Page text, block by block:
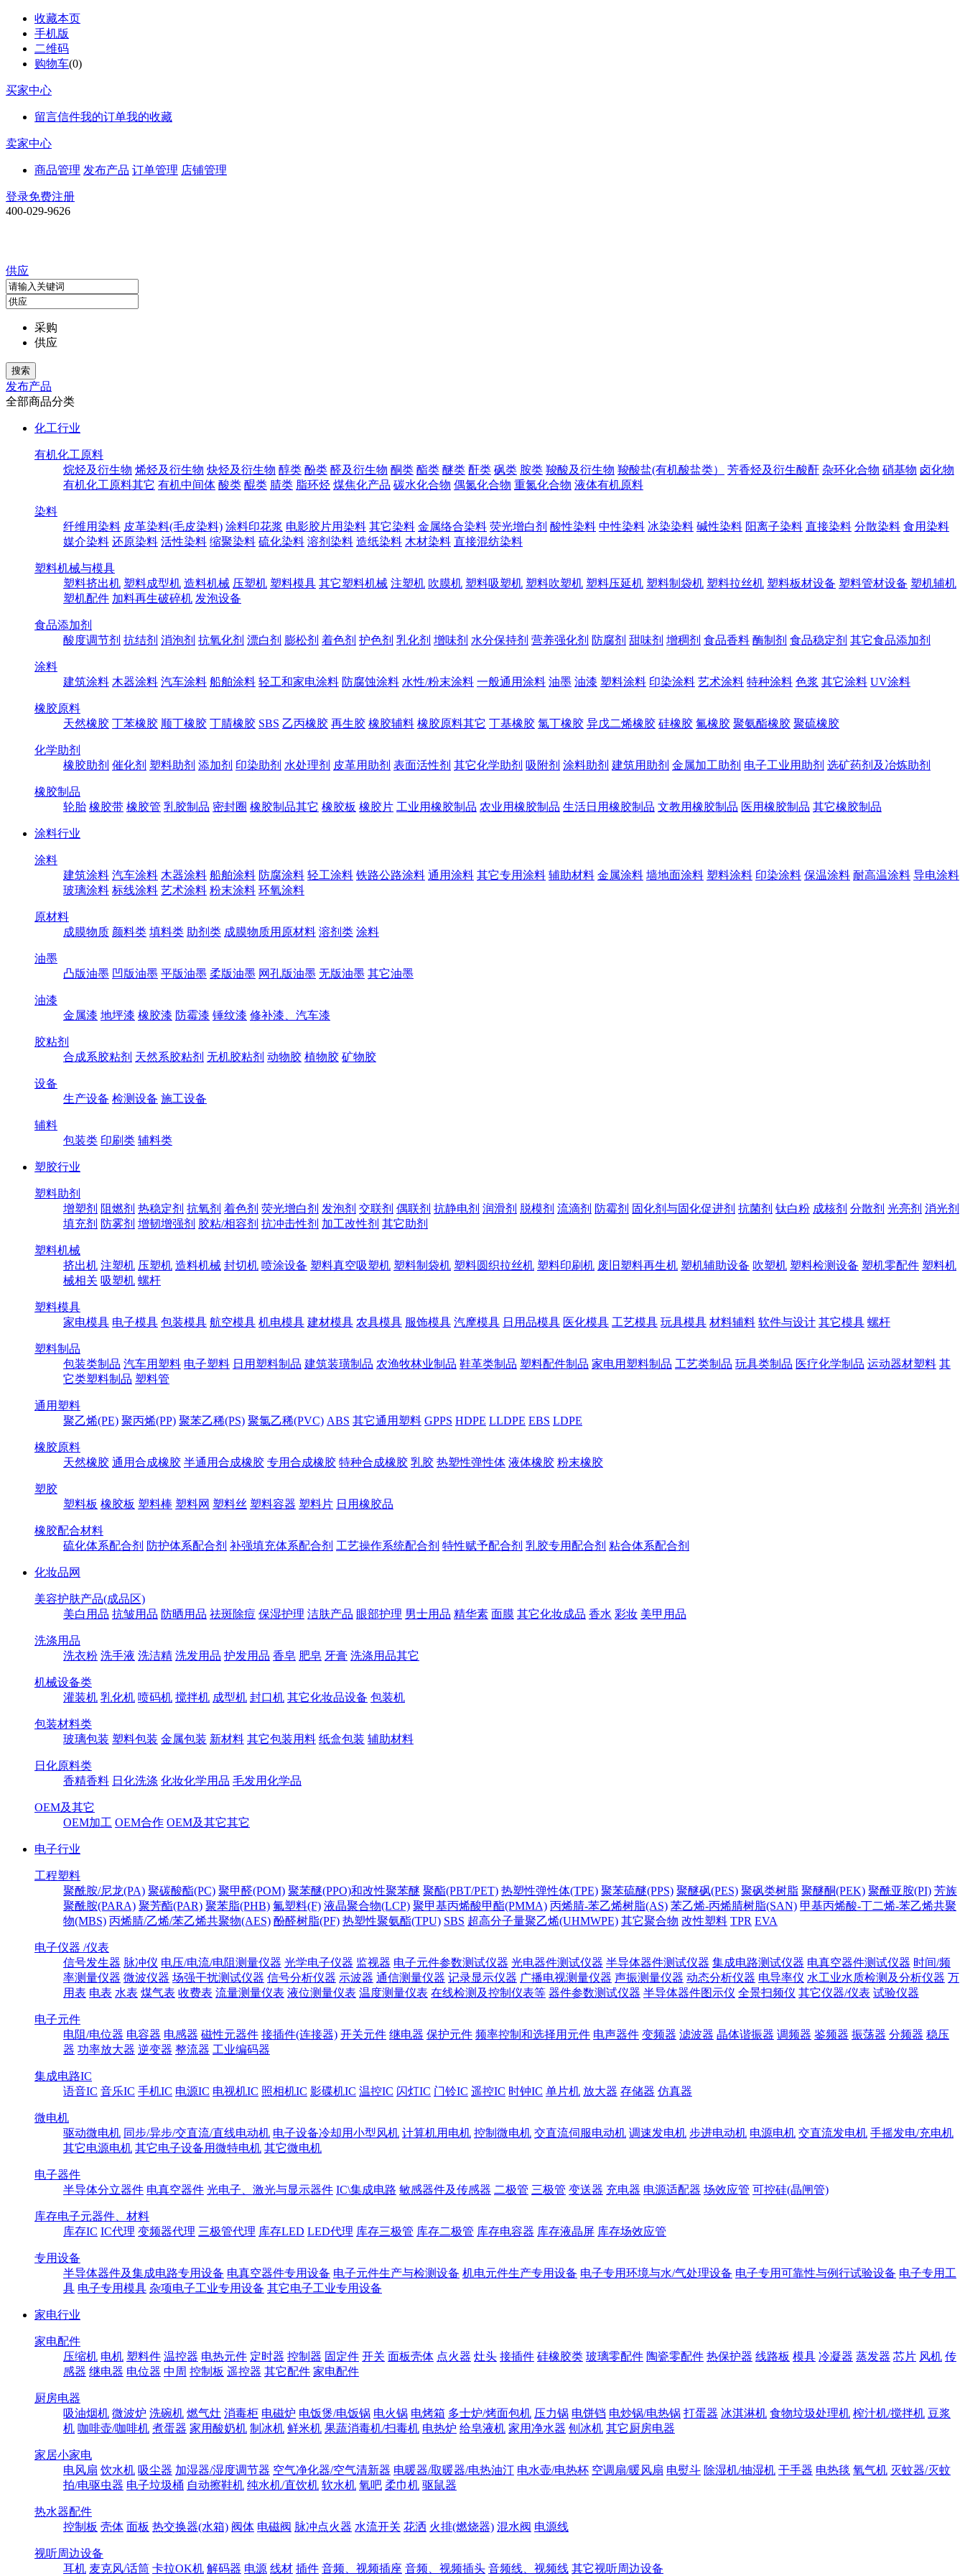
收藏本页
手机版
二维码
购物车(0)
买家中心
留言信件我的订单我的收藏
卖家中心
商品管理 发布产品 订单管理 店铺管理
登录免费注册
400-029-9626
供应
采购
供应
发布产品
全部商品分类
化工行业
有机化工原料
烷烃及衍生物 烯烃及衍生物 炔烃及衍生物 醇类 酚类 醛及衍生物 酮类 酯类 醚类 酐类 砜类 胺类 羧酸及衍生物 羧酸盐(有机酸盐类） 芳香烃及衍生酸酐 杂环化合物 硝基物 卤化物
有机化工原料其它 有机中间体 酸类 醌类 腈类 脂环烃 煤焦化产品 碳水化合物 偶氮化合物 重氮化合物 液体有机原料
染料
纤维用染料 皮革染料(毛皮染料) 涂料印花浆 电影胶片用染料 其它染料 金属络合染料 荧光增白剂 酸性染料 中性染料 冰染染料 碱性染料 阳离子染料 直接染料 分散染料 食用染料
媒介染料 还原染料 活性染料 缩聚染料 硫化染料 溶剂染料 造纸染料 木材染料 直接混纺染料
塑料机械与模具
塑料挤出机 塑料成型机 造料机械 压塑机 塑料模具 其它塑料机械 注塑机 吹膜机 塑料吸塑机 塑料吹塑机 塑料压延机 塑料制袋机 塑料拉丝机 塑料板材设备 塑料管材设备 塑机辅机
塑机配件 加料再生破碎机 发泡设备
食品添加剂
酸度调节剂 抗结剂 消泡剂 抗氧化剂 漂白剂 膨松剂 着色剂 护色剂 乳化剂 增味剂 水分保持剂 营养强化剂 防腐剂 甜味剂 增稠剂 食品香料 酶制剂 食品稳定剂 其它食品添加剂
涂料
建筑涂料 木器涂料 汽车涂料 船舶涂料 轻工和家电涂料 防腐蚀涂料 水性/粉末涂料 一般通用涂料 油墨 油漆 塑料涂料 印染涂料 艺术涂料 特种涂料 色浆 其它涂料 UV涂料
橡胶原料
天然橡胶 丁苯橡胶 顺丁橡胶 丁腈橡胶 SBS 乙丙橡胶 再生胶 橡胶辅料 橡胶原料其它 丁基橡胶 氯丁橡胶 异戊二烯橡胶 硅橡胶 氟橡胶 聚氨酯橡胶 聚硫橡胶
化学助剂
橡胶助剂 催化剂 塑料助剂 添加剂 印染助剂 水处理剂 皮革用助剂 表面活性剂 其它化学助剂 吸附剂 涂料助剂 建筑用助剂 金属加工助剂 电子工业用助剂 选矿药剂及冶炼助剂
橡胶制品
轮胎 橡胶带 橡胶管 乳胶制品 密封圈 橡胶制品其它 橡胶板 橡胶片 工业用橡胶制品 农业用橡胶制品 生活日用橡胶制品 文教用橡胶制品 医用橡胶制品 其它橡胶制品
涂料行业
涂料
建筑涂料 汽车涂料 木器涂料 船舶涂料 防腐涂料 轻工涂料 铁路公路涂料 通用涂料 其它专用涂料 辅助材料 金属涂料 墙地面涂料 塑料涂料 印染涂料 保温涂料 耐高温涂料 导电涂料
玻璃涂料 标线涂料 艺术涂料 粉末涂料 环氧涂料
原材料
成膜物质 颜料类 填料类 助剂类 成膜物质用原材料 溶剂类 涂料
油墨
凸版油墨 凹版油墨 平版油墨 柔版油墨 网孔版油墨 无版油墨 其它油墨
油漆
金属漆 地坪漆 橡胶漆 防霉漆 锤纹漆 修补漆、汽车漆
胶粘剂
合成系胶粘剂 天然系胶粘剂 无机胶粘剂 动物胶 植物胶 矿物胶
设备
生产设备 检测设备 施工设备
辅料
包装类 印刷类 辅料类
塑胶行业
塑料助剂
增塑剂 阻燃剂 热稳定剂 抗氧剂 着色剂 荧光增白剂 发泡剂 交联剂 偶联剂 抗静电剂 润滑剂 脱模剂 流滴剂 防霉剂 固化剂与固化促进剂 抗菌剂 钛白粉 成核剂 分散剂 光亮剂 消光剂
填充剂 防雾剂 增韧增强剂 胶粘/相容剂 抗冲击性剂 加工改性剂 其它助剂
塑料机械
挤出机 注塑机 压塑机 造料机械 封切机 喷涂设备 塑料真空吸塑机 塑料制袋机 塑料圆织拉丝机 塑料印刷机 废旧塑料再生机 塑机辅助设备 吹塑机 塑料检测设备 塑机零配件 塑料机
械相关 吸塑机 螺杆
塑料模具
家电模具 电子模具 包装模具 航空模具 机电模具 建材模具 农具模具 服饰模具 汽摩模具 日用品模具 医化模具 工艺模具 玩具模具 材料辅料 软件与设计 其它模具 螺杆
塑料制品
包装类制品 汽车用塑料 电子塑料 日用塑料制品 建筑装璜制品 农渔牧林业制品 鞋革类制品 塑料配件制品 家电用塑料制品 工艺类制品 玩具类制品 医疗化学制品 运动器材塑料 其
它类塑料制品 塑料管
通用塑料
聚乙烯(PE) 聚丙烯(PP) 聚苯乙稀(PS) 聚氯乙稀(PVC) ABS 其它通用塑料 GPPS HDPE LLDPE EBS LDPE
橡胶原料
天然橡胶 通用合成橡胶 半通用合成橡胶 专用合成橡胶 特种合成橡胶 乳胶 热塑性弹性体 液体橡胶 粉末橡胶
塑胶
塑料板 橡胶板 塑料棒 塑料网 塑料丝 塑料容器 塑料片 日用橡胶品
橡胶配合材料
硫化体系配合剂 防护体系配合剂 补强填充体系配合剂 工艺操作系统配合剂 特性赋予配合剂 乳胶专用配合剂 粘合体系配合剂
化妆品网
美容护肤产品(成品区)
美白用品 抗皱用品 防晒用品 祛斑除痘 保湿护理 洁肤产品 眼部护理 男士用品 精华素 面膜 其它化妆成品 香水 彩妆 美甲用品
洗涤用品
洗衣粉 洗手液 洗洁精 洗发用品 护发用品 香皂 肥皂 牙膏 洗涤用品其它
机械设备类
灌装机 乳化机 喷码机 搅拌机 成型机 封口机 其它化妆品设备 包装机
包装材料类
玻璃包装 塑料包装 金属包装 新材料 其它包装用料 纸盒包装 辅助材料
日化原料类
香精香料 日化洗涤 化妆化学用品 毛发用化学品
OEM及其它
OEM加工 OEM合作 OEM及其它其它
电子行业
工程塑料
聚酰胺/尼龙(PA) 聚碳酸酯(PC) 聚甲醛(POM) 聚苯醚(PPO)和改性聚苯醚 聚酯(PBT/PET) 热塑性弹性体(TPE) 聚苯硫醚(PPS) 聚醚砜(PES) 聚砜类树脂 聚醚酮(PEK) 聚酰亚胺(PI) 芳族
聚酰胺(PARA) 聚芳酯(PAR) 聚苯脂(PHB) 氟塑料(F) 液晶聚合物(LCP) 聚甲基丙烯酸甲酯(PMMA) 丙烯腈-苯乙烯树脂(AS) 苯乙烯-丙烯腈树脂(SAN) 甲基丙烯酸-丁二烯-苯乙烯共聚
物(MBS) 丙烯腈/乙烯/苯乙烯共聚物(AES) 酚醛树脂(PF) 热塑性聚氨酯(TPU) SBS 超高分子量聚乙烯(UHMWPE) 其它聚合物 改性塑料 TPR EVA
电子仪器 /仪表
信号发生器 脉冲仪 电压/电流/电阻测量仪器 光学电子仪器 监视器 电子元件参数测试仪器 光电器件测试仪器 半导体器件测试仪器 集成电路测试仪器 电真空器件测试仪器 时间/频
率测量仪器 微波仪器 场强干扰测试仪器 信号分析仪器 示波器 通信测量仪器 记录显示仪器 广播电视测量仪器 声振测量仪器 动态分析仪器 电导率仪 水工业水质检测及分析仪器 万
用表 电表 水表 煤气表 收费表 流量测量仪表 液位测量仪表 温度测量仪表 在线检测及控制仪表等 器件参数测试仪器 半导体器件图示仪 全景扫频仪 其它仪器/仪表 试验仪器
电子元件
电阻/电位器 电容器 电感器 磁性元器件 接插件(连接器) 开关元件 继电器 保护元件 频率控制和选择用元件 电声器件 变频器 滤波器 晶体谐振器 调频器 鉴频器 振荡器 分频器 稳压
器 功率放大器 逆变器 整流器 工业编码器
集成电路IC
语音IC 音乐IC 手机IC 电源IC 电视机IC 照相机IC 影碟机IC 温控IC 闪灯IC 门铃IC 遥控IC 时钟IC 单片机 放大器 存储器 仿真器
微电机
驱动微电机 同步/异步/交直流/直线电动机 电子设备冷却用小型风机 计算机用电机 控制微电机 交直流伺服电动机 调速发电机 步进电动机 电源电机 交直流发电机 手摇发电/充电机
其它电源电机 其它电子设备用微特电机 其它微电机
电子器件
半导体分立器件 电真空器件 光电子、激光与显示器件 IC\集成电路 敏感器件及传感器 二极管 三极管 变送器 充电器 电源适配器 场效应管 可控硅(晶闸管)
库存电子元器件、材料
库存IC IC代理 变频器代理 三极管代理 库存LED LED代理 库存三极管 库存二极管 库存电容器 库存液晶屏 库存场效应管
专用设备
半导体器件及集成电路专用设备 电真空器件专用设备 电子元件生产与检测设备 机电元件生产专用设备 电子专用环境与水/气处理设备 电子专用可靠性与例行试验设备 电子专用工
具 电子专用模具 杂项电子工业专用设备 其它电子工业专用设备
家电行业
家电配件
压缩机 电机 塑料件 温控器 电热元件 定时器 控制器 固定件 开关 面板壳体 点火器 灶头 接插件 硅橡胶类 玻璃零配件 陶瓷零配件 热保护器 线路板 模具 冷凝器 蒸发器 芯片 风机 传
感器 继电器 电位器 中周 控制板 遥控器 其它配件 家电配件
厨房电器
吸油烟机 微波炉 洗碗机 燃气灶 消毒柜 电磁炉 电饭煲/电饭锅 电火锅 电烤箱 多士炉/烤面包机 压力锅 电饼铛 电炒锅/电热锅 打蛋器 冰淇淋机 食物垃圾处理机 榨汁机/搅拌机 豆浆
机 咖啡壶/咖啡机 煮蛋器 家用酸奶机 制冰机 鲜米机 果蔬消毒机/扫毒机 电热炉 给皂液机 家用净水器 刨冰机 其它厨房电器
家居小家电
电风扇 饮水机 吸尘器 加湿器/湿度调节器 空气净化器/空气清新器 电暖器/取暖器/电热油汀 电水壶/电热杯 空调扇/暖风扇 电熨斗 除湿机/抽湿机 干手器 电热毯 氧气机 灭蚊器/灭蚊
拍/电驱虫器 电子垃圾桶 自动擦鞋机 纯水机/直饮机 软水机 氧吧 柔巾机 驱鼠器
热水器配件
控制板 壳体 面板 热交换器(水箱) 阀体 电磁阀 脉冲点火器 水流开关 花洒 火排(燃烧器) 混水阀 电源线
视听周边设备
耳机 麦克风/话筒 卡拉OK机 解码器 电源 线材 插件 音频、视频插座 音频、视频插头 音频线、视频线 其它视听周边设备